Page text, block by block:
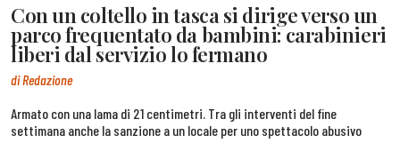
Con un coltello in tasca si dirige verso un
parco frequentato da bambini: carabinieri
liberi dal servizio lo fermano
di Redazione
Armato con una lama di 21 centimetri. Tra gli interventi del fine
settimana anche la sanzione a un locale per uno spettacolo abusivo